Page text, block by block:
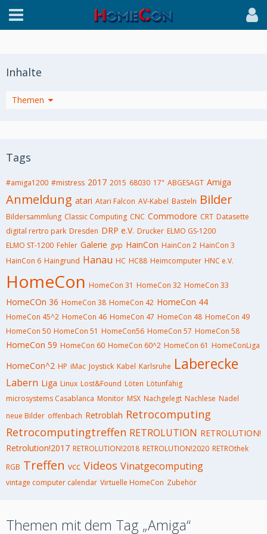
Inhalte
Themen
Tags
#amiga1200 #mistress 2017 2015 68030 17" ABGESAGT Amiga
Anmeldung atari Atari Falcon AV-Kabel Basteln Bilder
Bildersammlung Classic Computing CNC Commodore CRT Datasette
digital rertro park Dresden DRP e.V. Drucker ELMO GS-1200
ELMO ST-1200 Fehler Galerie gvp HainCon HainCon 2 HainCon 3
HainCon 6 Haingrund Hanau HC HC88 Heimcomputer HNC e.V.
HomeCon HomeCon 31 HomeCon 32 HomeCon 33
HomeCOn 36 HomeCon 38 HomeCon 42 HomeCon 44
HomeCon 45^2 HomeCon 46 HomeCon 47 HomeCon 48 HomeCon 49
HomeCon 50 HomeCon 51 HomeCon56 HomeCon 57 HomeCon 58
HomeCon 59 HomeCon 60 HomeCon 60^2 HomeCon 61 HomeConLiga
HomeCon^2 HP iMac Joystick Kabel Karlsruhe Laberecke
Labern Liga Linux Lost&Found Löten Lötunfähig
microsystems Casablanca Monitor MSX Nachgelegt Nachlese Nadel
neue Bilder offenbach Retroblah Retrocomputing
Retrocomputingtreffen RETROLUTION RETROLUTION!
Retrolution!2017 RETROLUTION!2018 RETROLUTION!2020 RETROthek
RGB Treffen vcc Videos Vinatgecomputing
vintage computer calendar Virtuelle HomeCon Zubehör
Themen mit dem Tag „Amiga“